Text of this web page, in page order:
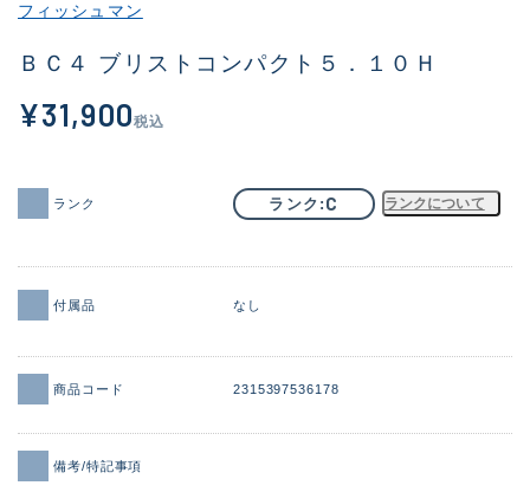
新商品 (2058)
価格
フィッシュマン
ＢＣ４ ブリストコンパクト５．１０Ｈ
¥31,900税込
ランク ランク C ランクについて
付属品 なし
商品コード 2315397536178
備考/特記事項